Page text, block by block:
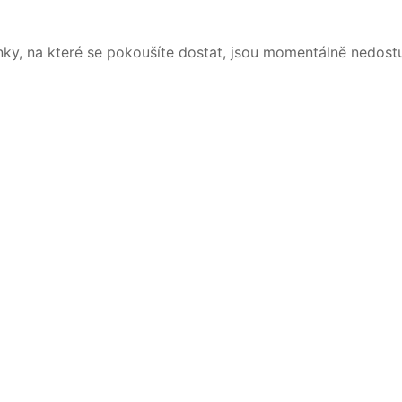
na které se pokoušíte dostat, jsou momentálně